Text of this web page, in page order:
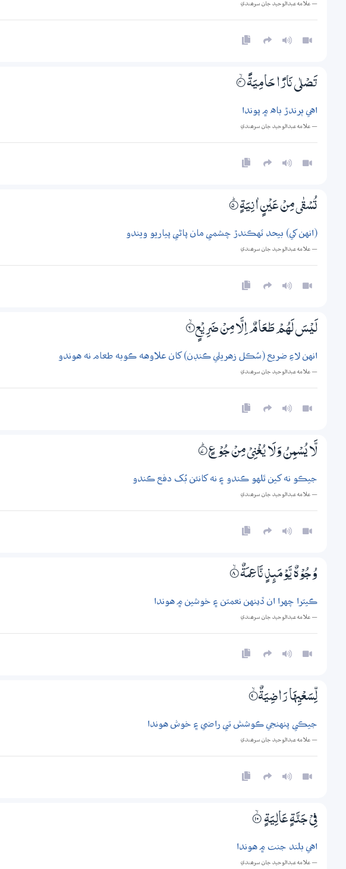
— علامه عبدالوحيد جان سرھندي
تَصْلٰى نَارًا حَامِيَةً 4‏۝ۙ
اهي ٻرندڙ باه ۾ پوندا
— علامه عبدالوحيد جان سرھندي
تُسْقٰى مِنْ عَيْنٍ اٰنِيَةٍ 5‏۝ۭ
(انهن کي) بيحد ٽهڪندڙ چشمي مان پاڻي پياريو ويندو
— علامه عبدالوحيد جان سرھندي
لَيْسَ لَهُمْ طَعَامٌ اِلَّا مِنْ ضَرِيْعٍ 6‏۝ۙ
انهن لاءِ ضريع (سُڪل زهريلي ڪنڊن) کان علاوهه ڪوبه طعام نه هوندو
— علامه عبدالوحيد جان سرھندي
لَّا يُسْمِنُ وَلَا يُغْنِيْ مِنْ جُوْعٍ 7‏۝ۭ
جيڪو نه کين ٿلهو ڪندو ۽ نه کانئن بُک دفع ڪندو
— علامه عبدالوحيد جان سرھندي
وُجُوْهٌ يَّوْمَىِٕذٍ نَّاعِمَةٌ 8‏۝ۙ
ڪيترا چهرا ان ڏينهن نعمتن ۽ خوشين ۾ هوندا
— علامه عبدالوحيد جان سرھندي
لِّسَعْيِهَا رَاضِيَةٌ 9‏۝ۙ
جيڪي پنهنجي ڪوشش تي راضي ۽ خوش هوندا
— علامه عبدالوحيد جان سرھندي
فِيْ جَنَّةٍ عَالِيَةٍ ۝ۙ10
اهي بلند جنت ۾ هوندا
— علامه عبدالوحيد جان سرھندي